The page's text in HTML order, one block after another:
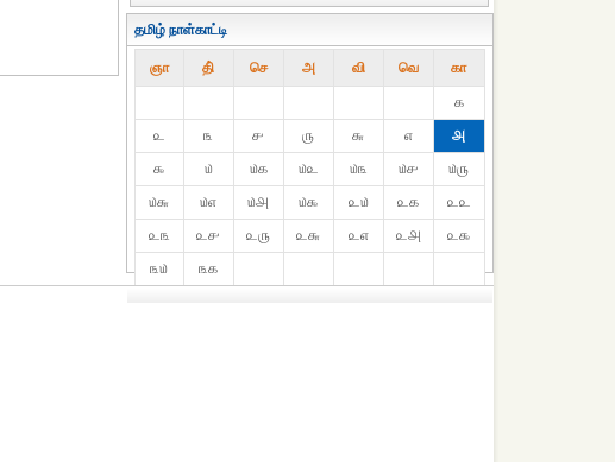
தமிழ் நாள்காட்டி
ஞா தி் செ அ வி வெ கா
௧
௨
௩ ௪ ௫ ௬ ௭
௮
௯
௰ ௰௧ ௰௨ ௰௩ ௰௪
௰௫
௰௬
௰௭ ௰௮ ௰௯ ௨௰ ௨௧
௨௨
௨௩
௨௪ ௨௫ ௨௬ ௨௭ ௨௮
௨௯
௩௰
௩௧